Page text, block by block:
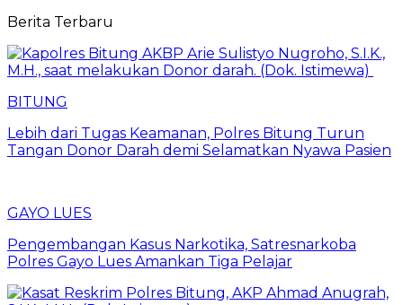
Berita Terbaru
BITUNG
Lebih dari Tugas Keamanan, Polres Bitung Turun
Tangan Donor Darah demi Selamatkan Nyawa Pasien
GAYO LUES
Pengembangan Kasus Narkotika, Satresnarkoba
Polres Gayo Lues Amankan Tiga Pelajar